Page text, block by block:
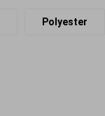
Polyester